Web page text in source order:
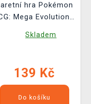
hra Pokémon
Mega Evolution -
Booster (10 karet)
Skladem
139 Kč
Do košíku